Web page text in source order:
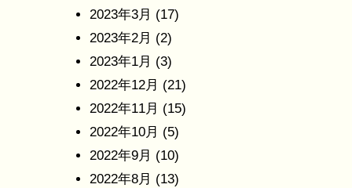
2023年3月 (17)
2023年2月 (2)
2023年1月 (3)
2022年12月 (21)
2022年11月 (15)
2022年10月 (5)
2022年9月 (10)
2022年8月 (13)